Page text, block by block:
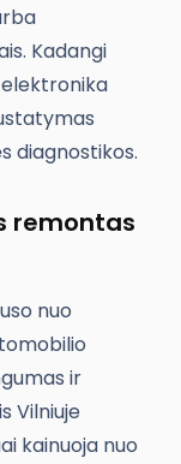
Kadangi
diagnostikos.
remontas
nuo
ir
Vilniuje
kainuoja nuo